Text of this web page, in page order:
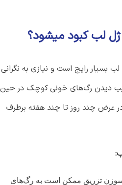
ژل لب کبود میشود؟
رایج است و نیازی به نگرانی
رگ‌های خونی کوچک در حین
چند روز تا چند هفته برطرف
تزریق ممکن است به رگ‌های